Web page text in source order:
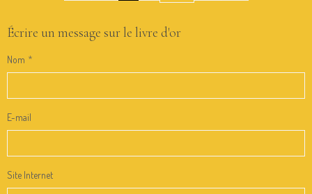
Écrire un message sur le livre d'or
Nom
E-mail
Site Internet